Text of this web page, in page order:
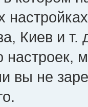
Киев и т.
вы не